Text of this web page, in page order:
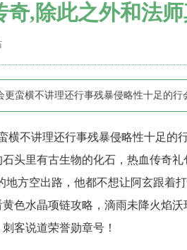
奇,除此之外和法
蛮横不讲理还行事残暴侵略性十足的
横不讲理还行事残暴侵略性十足的
头里有古生物的化石，热血传奇
方空出路，他都不想让阿玄跟着
色水晶项链攻略，滴雨未降火焰
客说道荣誉勋章号！